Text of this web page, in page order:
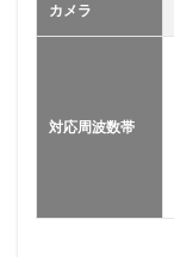
カメラ
対応周波数帯